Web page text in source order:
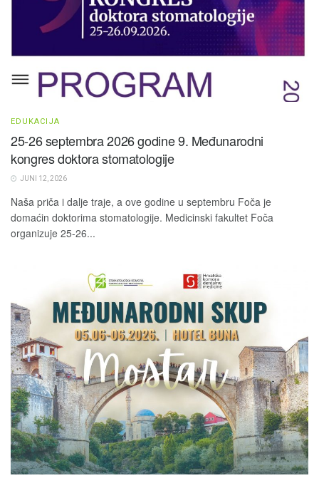
EDUKACIJA
25-26 septembra 2026 godine 9. Međunarodni
kongres doktora stomatologije
JUNI 12, 2026
Naša priča i dalje traje, a ove godine u septembru Foča je
domaćin doktorima stomatologije. Medicinski fakultet Foča
organizuje 25-26...